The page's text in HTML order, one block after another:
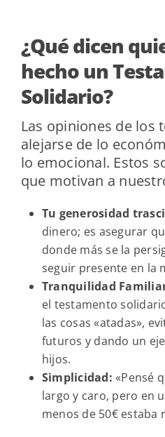
¿Qué dicen
hecho un
Solidario?
Las opiniones de los
alejarse de lo
lo emocional. Estos
que motivan a
Tu generosidad
dinero; es asegurar
donde más se la
seguir presente en la
Tranquilidad
el testamento
las cosas «atadas»,
futuros y dando un
hijos.
Simplicidad: «Pensé
largo y caro, pero en
menos de 50€ estaba